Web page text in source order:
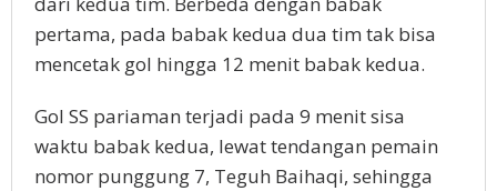
pertama, pada babak kedua dua tim tak bisa
mencetak gol hingga 12 menit babak kedua.
Gol SS pariaman terjadi pada 9 menit sisa
waktu babak kedua, lewat tendangan pemain
nomor punggung 7, Teguh Baihaqi, sehingga